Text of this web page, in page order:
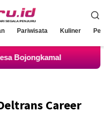
Pariwisata Kuliner
Bukti Nyata Polri
Career